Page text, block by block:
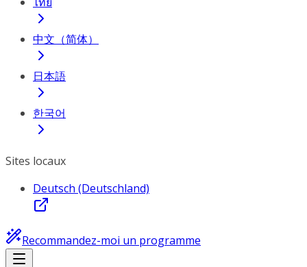
中文（简体）
日本語
한국어
Sites locaux
Deutsch (Deutschland)
Recommandez-moi un programme